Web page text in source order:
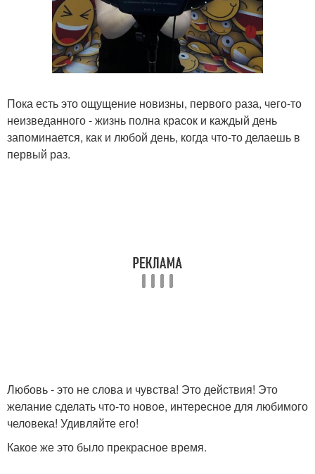
Пока есть это ощущение новизны, первого раза, чего-то
неизведанного - жизнь полна красок и каждый день
запоминается, как и любой день, когда что-то делаешь в
первый раз.
Любовь - это не слова и чувства! Это действия! Это
желание сделать что-то новое, интересное для любимого
человека! Удивляйте его!
Какое же это было прекрасное время.